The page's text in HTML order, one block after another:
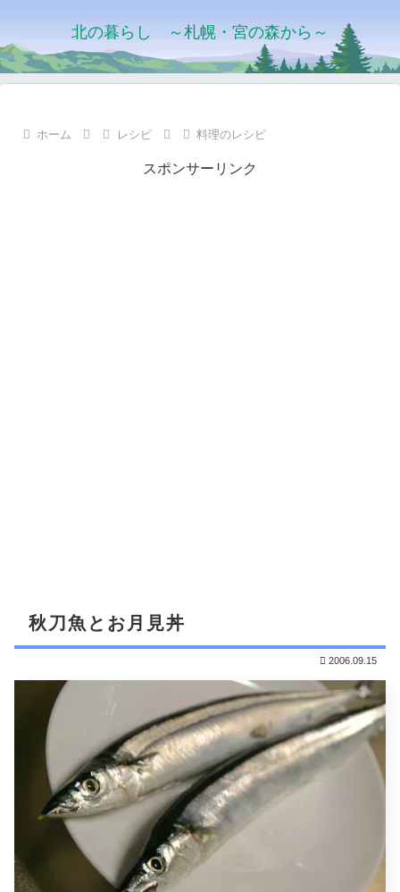
北の暮らし ～札幌・宮の森から～
ホーム レシピ 料理のレシピ
スポンサーリンク
秋刀魚とお月見丼
2006.09.15